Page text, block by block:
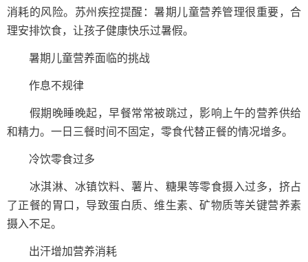
消耗的风险。苏州疾控提醒：暑期儿童营养管理很重要，合
理安排饮食，让孩子健康快乐过暑假。
暑期儿童营养面临的挑战
作息不规律
假期晚睡晚起，早餐常常被跳过，影响上午的营养供给
和精力。一日三餐时间不固定，零食代替正餐的情况增多。
冷饮零食过多
冰淇淋、冰镇饮料、薯片、糖果等零食摄入过多，挤占
了正餐的胃口，导致蛋白质、维生素、矿物质等关键营养素
摄入不足。
出汗增加营养消耗